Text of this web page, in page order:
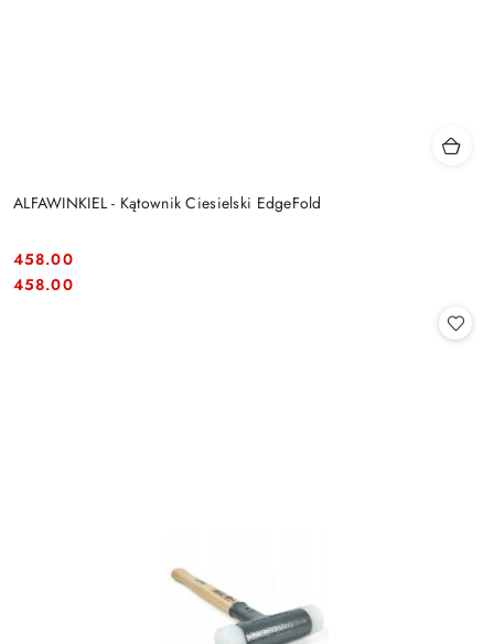
ALFAWINKIEL - Kątownik Ciesielski EdgeFold
Cena:
458.00
Cena:
458.00